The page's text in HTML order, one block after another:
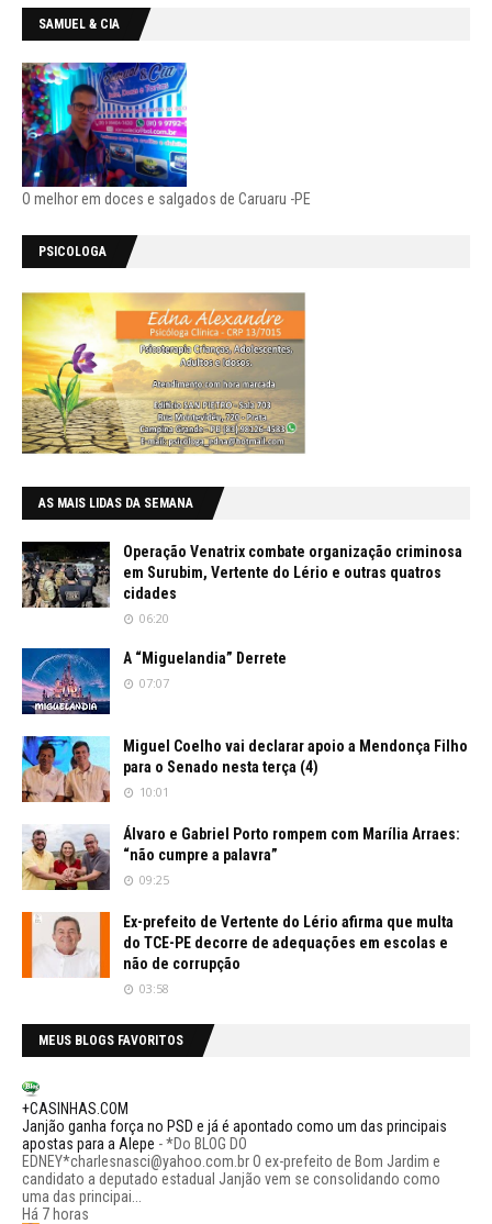
SAMUEL & CIA
O melhor em doces e salgados de Caruaru -PE
PSICOLOGA
AS MAIS LIDAS DA SEMANA
Operação Venatrix combate organização criminosa
em Surubim, Vertente do Lério e outras quatros
cidades
06:20
A “Miguelandia” Derrete
07:07
Miguel Coelho vai declarar apoio a Mendonça Filho
para o Senado nesta terça (4)
10:01
Álvaro e Gabriel Porto rompem com Marília Arraes:
“não cumpre a palavra”
09:25
Ex-prefeito de Vertente do Lério afirma que multa
do TCE-PE decorre de adequações em escolas e
não de corrupção
03:58
MEUS BLOGS FAVORITOS
+CASINHAS.COM
Janjão ganha força no PSD e já é apontado como um das principais
apostas para a Alepe -*Do BLOG DO
EDNEY*charlesnasci@yahoo.com.br O ex-prefeito de Bom Jardim e
candidato a deputado estadual Janjão vem se consolidando como
uma das principai...
Há 7 horas